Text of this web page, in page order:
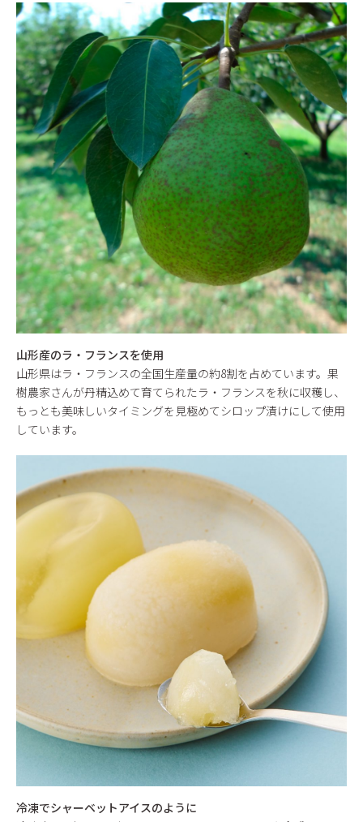
山形産のラ・フランスを使用
山形県はラ・フランスの全国生産量の約8割を占めています。果
樹農家さんが丹精込めて育てられたラ・フランスを秋に収穫し、
もっとも美味しいタイミングを見極めてシロップ漬けにして使用
しています。
冷凍でシャーベットアイスのように